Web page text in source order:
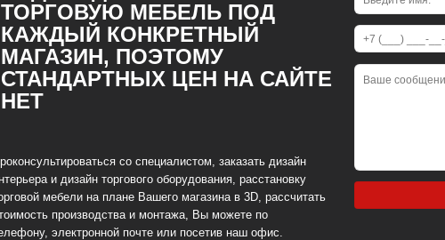
ТОРГОВУЮ МЕБЕЛЬ ПОД
КАЖДЫЙ КОНКРЕТНЫЙ
МАГАЗИН, ПОЭТОМУ
СТАНДАРТНЫХ ЦЕН НА САЙТЕ
НЕТ
со специалистом, заказать дизайн
и дизайн торгового оборудования, расстановку
мебели на плане Вашего магазина в 3D, рассчитать
производства и монтажа, Вы можете по
электронной почте или посетив наш офис.